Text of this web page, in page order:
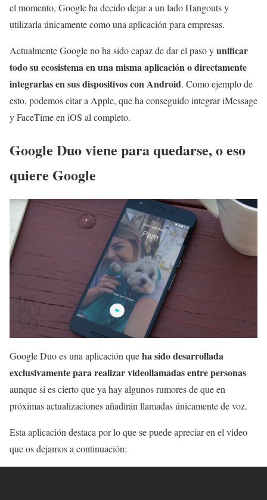
el momento, Google ha decido dejar a un lado Hangouts y
utilizarla únicamente como una aplicación para empresas.
Actualmente Google no ha sido capaz de dar el paso yunificar
todo su ecosistema en una misma aplicación o directamente
integrarlas en sus dispositivos con Android. Como ejemplo de
esto, podemos citar a Apple, que ha conseguido integrar iMessage
y FaceTime en iOS al completo.
Google Duo viene para quedarse, o eso
quiere Google
Google Duo es una aplicación queha sido desarrollada
exclusivamente para realizar videollamadas entre personas
aunque si es cierto que ya hay algunos rumores de que en
próximas actualizaciones añadirán llamadas únicamente de voz.
Esta aplicación destaca por lo que se puede apreciar en el video
que os dejamos a continuación: